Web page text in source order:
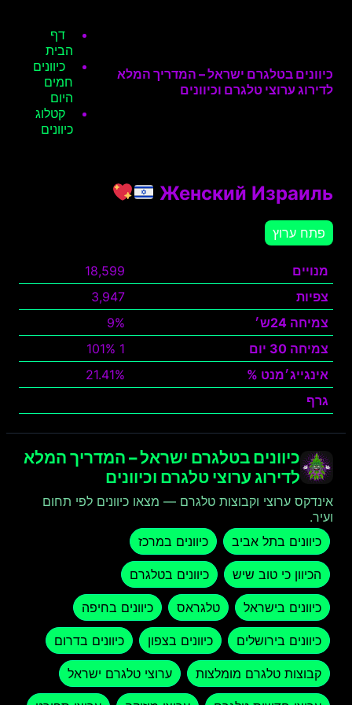
כיוונים בטלגרם ישראל – המדריך המלא
לדירוג ערוצי טלגרם וכיוונים
דף
הבית
כיוונים
חמים
היום
קטלוג
כיוונים
Женский Израиль
פתח ערוץ
מנויים
18,599
צפיות
3,947
צמיחה 24ש׳
9%
צמיחה 30 יום
1 101%
אינגייג׳מנט %
21.41%
גרף
כיוונים בטלגרם ישראל – המדריך המלא
לדירוג ערוצי טלגרם וכיוונים
אינדקס ערוצי וקבוצות טלגרם — מצאו כיוונים לפי תחום
ועיר.
כיוונים בתל אביב
כיוונים במרכז
הכיוון כי טוב שיש כיוונים בטלגרם
כיוונים בישראל טלגראס כיוונים בחיפה
כיוונים בירושלים כיוונים בצפון כיוונים בדרום
קבוצות טלגרם מומלצות ערוצי טלגרם ישראל